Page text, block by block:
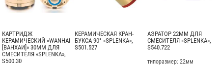
КАРТРИДЖ
КЕРАМИЧЕСКИЙ «WANHAI
[ВАНХАИ]» 30ММ ДЛЯ
СМЕСИТЕЛЯ «SPLENKA»,
S500.30
КЕРАМИЧЕСКАЯ КРАН-
БУКСА 90° «SPLENKA»,
S501.527
АЭРАТОР 22ММ ДЛЯ
СМЕСИТЕЛЯ «SPLENKA»,
S540.722
типоразмер: 22мм